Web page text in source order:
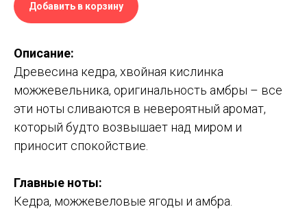
Добавить в корзину
Описание:
Древесина кедра, хвойная кислинка
можжевельника, оригинальность амбры – все
эти ноты сливаются в невероятный аромат,
который будто возвышает над миром и
приносит спокойствие.
Главные ноты:
Кедра, можжевеловые ягоды и амбра.